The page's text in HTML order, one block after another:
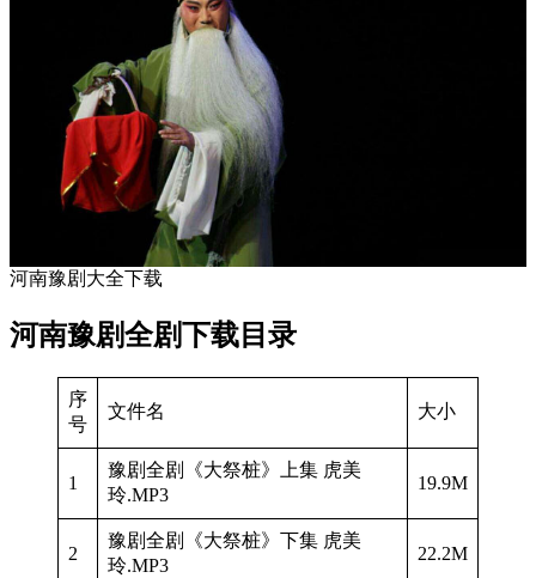
河南豫剧大全下载
河南豫剧全剧下载目录
序
号
文件名 大小
1
豫剧全剧《大祭桩》上集 虎美
玲.MP3
19.9M
2
豫剧全剧《大祭桩》下集 虎美
玲.MP3
22.2M